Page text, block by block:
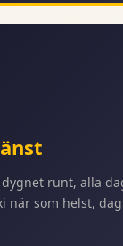
runt, alla
när som helst,